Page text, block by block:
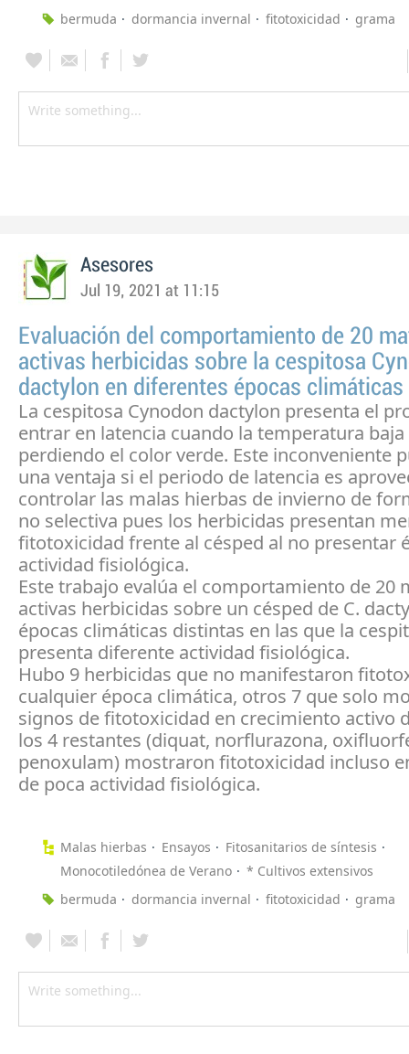
bermuda
dormancia invernal fitotoxicidad grama
Asesores
Jul 19, 2021 at 11:15
Evaluación del comportamiento de 20
activas herbicidas sobre la cespitosa
dactylon en diferentes épocas climáticas
La cespitosa Cynodon dactylon presenta el
entrar en latencia cuando la temperatura baja
perdiendo el color verde. Este inconveniente
una ventaja si el periodo de latencia es
controlar las malas hierbas de invierno de
no selectiva pues los herbicidas presentan
fitotoxicidad frente al césped al no presentar
actividad fisiológica.
Este trabajo evalúa el comportamiento de 20
activas herbicidas sobre un césped de C.
épocas climáticas distintas en las que la
presenta diferente actividad fisiológica.
Hubo 9 herbicidas que no manifestaron
cualquier época climática, otros 7 que solo
signos de fitotoxicidad en crecimiento activo
los 4 restantes (diquat, norflurazona,
penoxulam) mostraron fitotoxicidad incluso
de poca actividad fisiológica.
Malas hierbas Ensayos
Fitosanitarios de síntesis
Monocotiledónea de Verano
* Cultivos extensivos
bermuda
dormancia invernal fitotoxicidad grama